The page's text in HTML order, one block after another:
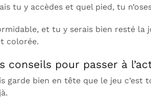
tu y accèdes et quel pied, tu
et tu y serais bien resté la
colorée.
conseils pour passer à
garde bien en tête que le jeu c’est